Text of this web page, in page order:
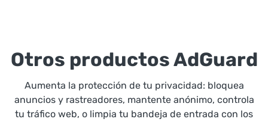
Otros productos AdGuard
Aumenta la protección de tu privacidad: bloquea
anuncios y rastreadores, mantente anónimo, controla
tu tráfico web, o limpia tu bandeja de entrada con los